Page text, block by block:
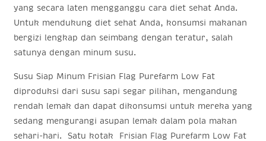
yang secara laten mengganggu cara diet sehat Anda.
Untuk mendukung diet sehat Anda, konsumsi makanan
bergizi lengkap dan seimbang dengan teratur, salah
satunya dengan minum susu.
Susu Siap Minum Frisian Flag Purefarm Low Fat
diproduksi dari susu sapi segar pilihan, mengandung
rendah lemak dan dapat dikonsumsi untuk mereka yang
sedang mengurangi asupan lemak dalam pola makan
sehari-hari. Satu kotak Frisian Flag Purefarm Low Fat